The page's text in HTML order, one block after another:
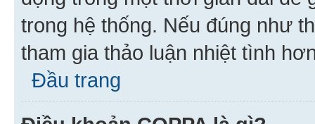
trong hệ thống. Nếu đúng như
tham gia thảo luận nhiệt tình
Đầu trang